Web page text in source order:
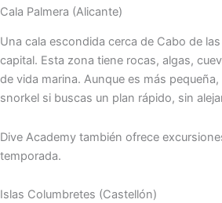
Cala Palmera (Alicante)
Una cala escondida cerca de Cabo de
capital. Esta zona tiene rocas, algas,
de vida marina. Aunque es más
snorkel si buscas un plan rápido, sin
Dive Academy también ofrece
temporada.
Islas Columbretes (Castellón)